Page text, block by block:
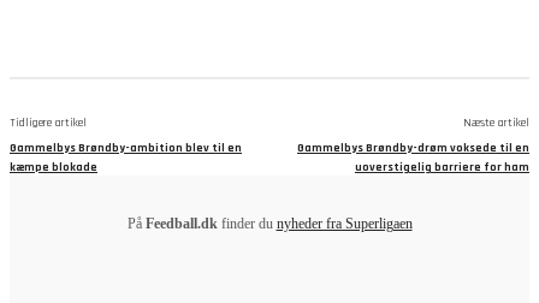
Tidligere artikel
Gammelbys Brøndby-ambition blev til en
kæmpe blokade
Næste artikel
Gammelbys Brøndby-drøm voksede til en
uoverstigelig barriere for ham
På Feedball.dkfinder du nyheder fra Superligaen